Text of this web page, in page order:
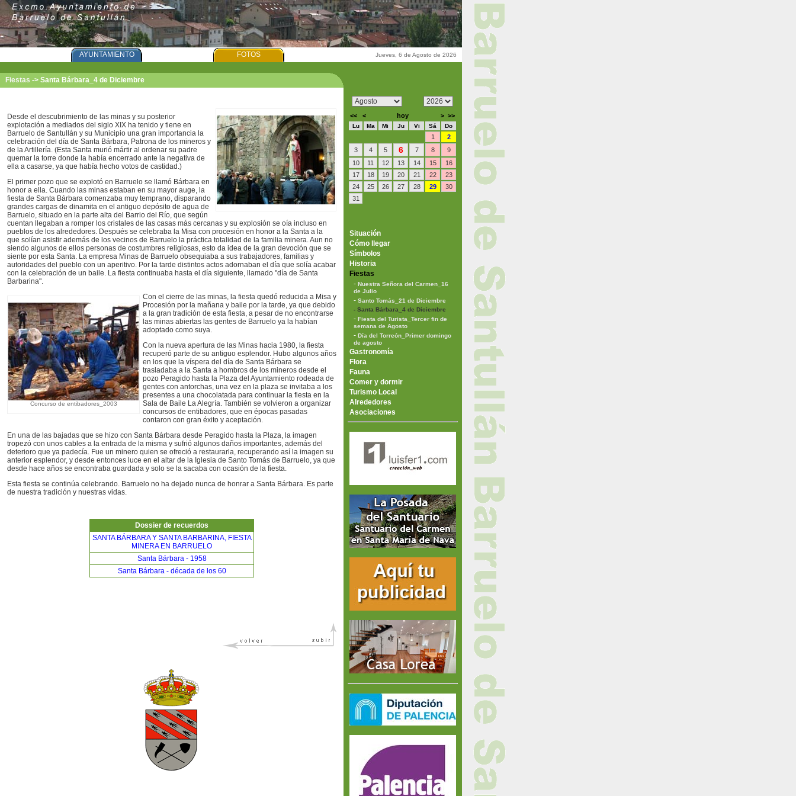
AYUNTAMIENTO FOTOS Jueves, 6 de Agosto de 2026
Fiestas -> Santa Bárbara_4 de Diciembre
Desde el descubrimiento de las minas y su posterior
explotación a mediados del siglo XIX ha tenido y tiene en
Barruelo de Santullán y su Municipio una gran importancia la
celebración del día de Santa Bárbara, Patrona de los mineros y
de la Artillería. (Esta Santa murió mártir al ordenar su padre
quemar la torre donde la había encerrado ante la negativa de
ella a casarse, ya que había hecho votos de castidad.)
El primer pozo que se explotó en Barruelo se llamó Bárbara en
honor a ella. Cuando las minas estaban en su mayor auge, la
fiesta de Santa Bárbara comenzaba muy temprano, disparando
grandes cargas de dinamita en el antiguo depósito de agua de
Barruelo, situado en la parte alta del Barrio del Río, que según
cuentan llegaban a romper los cristales de las casas más cercanas y su explosión se oía incluso en
pueblos de los alrededores. Después se celebraba la Misa con procesión en honor a la Santa a la
que solían asistir además de los vecinos de Barruelo la práctica totalidad de la familia minera. Aun no
siendo algunos de ellos personas de costumbres religiosas, esto da idea de la gran devoción que se
siente por esta Santa. La empresa Minas de Barruelo obsequiaba a sus trabajadores, familias y
autoridades del pueblo con un aperitivo. Por la tarde distintos actos adornaban el día que solía acabar
con la celebración de un baile. La fiesta continuaba hasta el día siguiente, llamado "día de Santa
Barbarina".
Concurso de entibadores_2003
Con el cierre de las minas, la fiesta quedó reducida a Misa y
Procesión por la mañana y baile por la tarde, ya que debido
a la gran tradición de esta fiesta, a pesar de no encontrarse
las minas abiertas las gentes de Barruelo ya la habían
adoptado como suya.
Con la nueva apertura de las Minas hacia 1980, la fiesta
recuperó parte de su antiguo esplendor. Hubo algunos años
en los que la víspera del día de Santa Bárbara se
trasladaba a la Santa a hombros de los mineros desde el
pozo Peragido hasta la Plaza del Ayuntamiento rodeada de
gentes con antorchas, una vez en la plaza se invitaba a los
presentes a una chocolatada para continuar la fiesta en la
Sala de Baile La Alegría. También se volvieron a organizar
concursos de entibadores, que en épocas pasadas
contaron con gran éxito y aceptación.
En una de las bajadas que se hizo con Santa Bárbara desde Peragido hasta la Plaza, la imagen
tropezó con unos cables a la entrada de la misma y sufrió algunos daños importantes, además del
deterioro que ya padecía. Fue un minero quien se ofreció a restaurarla, recuperando así la imagen su
anterior esplendor, y desde entonces luce en el altar de la Iglesia de Santo Tomás de Barruelo, ya que
desde hace años se encontraba guardada y solo se la sacaba con ocasión de la fiesta.
Esta fiesta se continúa celebrando. Barruelo no ha dejado nunca de honrar a Santa Bárbara. Es parte
de nuestra tradición y nuestras vidas.
Dossier de recuerdos
SANTA BÁRBARA Y SANTA BARBARINA, FIESTA
MINERA EN BARRUELO
Santa Bárbara - 1958
Santa Bárbara - década de los 60
<< < hoy > >>
Lu Ma Mi Ju Vi Sá Do
1
2
3
4 5 6 7 8
9
10
11 12 13 14 15
16
17
18 19 20 21 22
23
24
25 26 27 28 29
30
31
Situación
Cómo llegar
Símbolos
Historia
Fiestas
- Nuestra Señora del Carmen_16
de Julio
- Santo Tomás_21 de Diciembre
- Santa Bárbara_4 de Diciembre
- Fiesta del Turista_Tercer fin de
semana de Agosto
- Día del Torreón_Primer domingo
de agosto
Gastronomía
Flora
Fauna
Comer y dormir
Turismo Local
Alrededores
Asociaciones